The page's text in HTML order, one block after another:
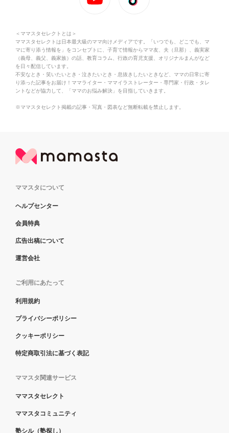
＜ママスタセレクトとは＞
ママスタセレクトは日本最大級のママ向けメディアです。「いつでも、どこでも、マ
マに寄り添う情報を」をコンセプトに、子育て情報からママ友、夫（旦那）、義実家
（義母、義父、義家族）の話、教育コラム、行政の育児支援、オリジナルまんがなど
を日々配信しています。
不安なとき・笑いたいとき・泣きたいとき・息抜きしたいときなど、ママの日常に寄
り添った記事をお届け！ママライター・ママイラストレーター・専門家・行政・タレ
ントなどが協力して、「ママのお悩み解決」を目指していきます。
※ママスタセレクト掲載の記事・写真・図表など無断転載を禁止します。
ママスタについて
ヘルプセンター
会員特典
広告出稿について
運営会社
ご利用にあたって
利用規約
プライバシーポリシー
クッキーポリシー
特定商取引法に基づく表記
ママスタ関連サービス
ママスタセレクト
ママスタコミュニティ
塾シル（塾探し）